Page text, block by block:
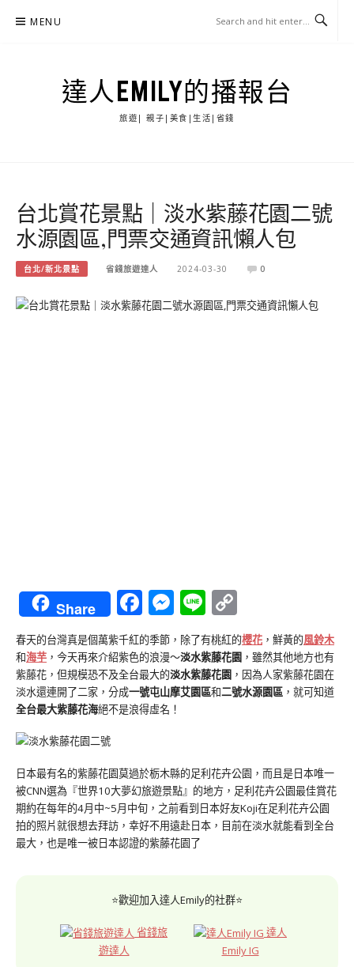
MENU
達人EMILY的播報台
旅遊| 親子|美食|生活|省錢
台北賞花景點｜淡水紫藤花園二號
水源園區,門票交通資訊懶人包
台北/新北景點 省錢旅遊達人 2024-03-30 0
Share Facebook
Messenger
Line
Link
春天的台灣真是個萬紫千紅的季節，除了有桃紅的櫻花 ，鮮黃的風鈴木
和海芋 ，今天再來介紹紫色的浪漫～淡水紫藤花園 ，雖然其他地方也有
紫藤花，但規模恐不及全台最大的淡水紫藤花園 ，因為人家紫藤花園在
淡水還連開了二家，分成一號屯山摩艾園區和二號水源園區 ，就可知道
全台最大紫藤花海絕不是浪得虛名！
日本最有名的紫藤花園莫過於栃木縣的足利花卉公園，而且是日本唯一
被CNN選為『世界10大夢幻旅遊景點』的地方，足利花卉公園最佳賞花
期約在每年的4月中~5月中旬，之前看到日本好友Koji在足利花卉公園
拍的照片就很想去拜訪，幸好不用遠赴日本，目前在淡水就能看到全台
最大，也是唯一被日本認證的紫藤花園了
⭐歡迎加入達人Emily的社群⭐
省錢旅
遊達人
達人
Emily IG